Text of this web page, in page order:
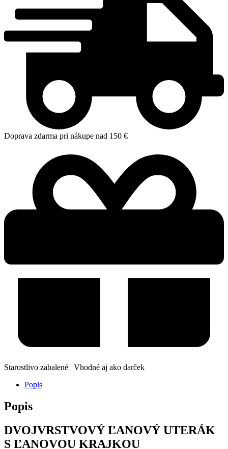
Doprava zdarma pri nákupe nad 150 €
Starostlivo zabalené | Vhodné aj ako darček
Popis
Popis
DVOJVRSTVOVÝ ĽANOVÝ UTERÁK
S ĽANOVOU KRAJKOU